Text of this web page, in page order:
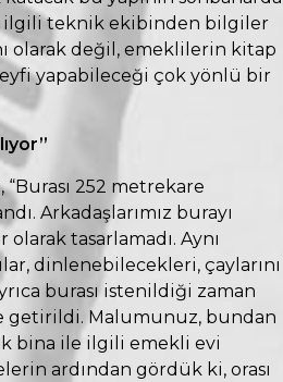
ilgili teknik ekibinden bilgiler
olarak değil, emeklilerin kitap
yapabileceği çok yönlü bir
252 metrekare
Arkadaşlarımız burayı
tasarlamadı. Aynı
dinlenebilecekleri, çaylarını
burası istenildiği zaman
getirildi. Malumunuz, bundan
bina ile ilgili emekli evi
ardından gördük ki, orası